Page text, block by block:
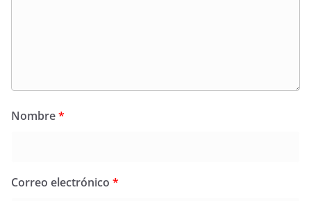
Nombre*
Correo electrónico *